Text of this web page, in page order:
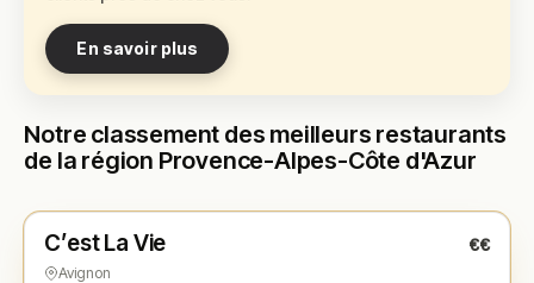
En savoir plus
Notre classement des meilleurs restaurants
de la région Provence-Alpes-Côte d'Azur
★ N° 1
C’est La Vie €€
Avignon